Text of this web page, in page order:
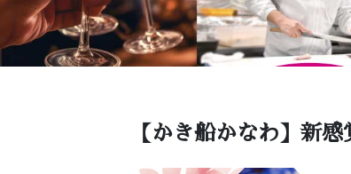
【かき船かなわ】新